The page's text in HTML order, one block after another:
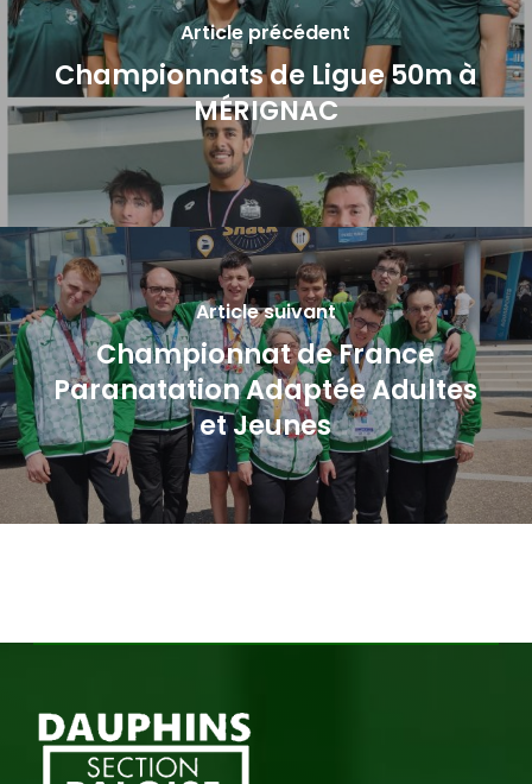
Article précédent
Championnats de Ligue 50m à
MÉRIGNAC
Article suivant
Championnat de France
Paranatation Adaptée Adultes
et Jeunes